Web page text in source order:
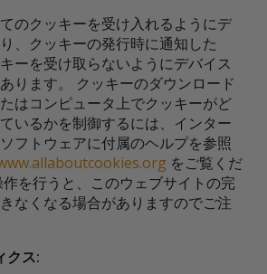
のクッキーを受け入れるようにデ
、クッキーの発行時に通知した
ーを受け取らないようにデバイス
ります。 クッキーのダウンロード
はコンピュータ上でクッキーがど
いるかを制御するには、インター
フトウェアに付属のヘルプを参照
をご覧くだ
を行うと、このウェブサイトの完
なくなる場合がありますのでご注
クス: